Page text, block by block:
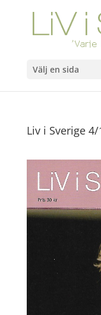
Välj en sida
Liv i Sverige 4/